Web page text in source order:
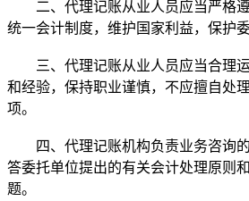
二、代理记账从业人员应当严格遵
统一会计制度，维护国家利益，保护
三、代理记账从业人员应当合理运
和经验，保持职业谨慎，不应擅自处
项。
四、代理记账机构负责业务咨询的
答委托单位提出的有关会计处理原则
题。